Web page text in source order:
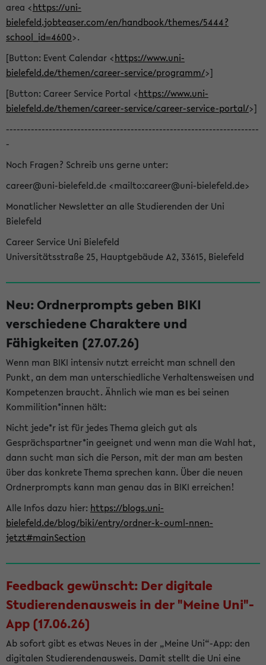
area <https://uni-
bielefeld.jobteaser.com/en/handbook/themes/5444?
school_id=4600>.
[Button: Event Calendar <https://www.uni-
bielefeld.de/themen/career-service/programm/>]
[Button: Career Service Portal <https://www.uni-
bielefeld.de/themen/career-service/career-service-portal/>]
-----------------------------------------------------------------------
-
Noch Fragen? Schreib uns gerne unter:
career@uni-bielefeld.de <mailto:career@uni-bielefeld.de>
Monatlicher Newsletter an alle Studierenden der Uni
Bielefeld
Career Service Uni Bielefeld
Universitätsstraße 25, Hauptgebäude A2, 33615, Bielefeld
Neu: Ordnerprompts geben BIKI
verschiedene Charaktere und
Fähigkeiten (27.07.26)
Wenn man BIKI intensiv nutzt erreicht man schnell den
Punkt, an dem man unterschiedliche Verhaltensweisen und
Kompetenzen braucht. Ähnlich wie man es bei seinen
Kommilition*innen hält:
Nicht jede*r ist für jedes Thema gleich gut als
Gesprächspartner*in geeignet und wenn man die Wahl hat,
dann sucht man sich die Person, mit der man am besten
über das konkrete Thema sprechen kann. Über die neuen
Ordnerprompts kann man genau das in BIKI erreichen!
Alle Infos dazu hier: https://blogs.uni-
bielefeld.de/blog/biki/entry/ordner-k-ouml-nnen-
jetzt#mainSection
Feedback gewünscht: Der digitale
Studierendenausweis in der "Meine Uni"-
App (17.06.26)
Ab sofort gibt es etwas Neues in der „Meine Uni“-App: den
digitalen Studierendenausweis. Damit stellt die Uni eine